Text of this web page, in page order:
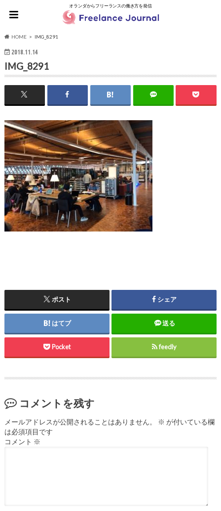
オランダからフリーランスの働き方を発信
HOME IMG_8291
2018.11.14
IMG_8291
ポスト シェア
はてブ 送る
Pocket feedly
コメントを残す
メールアドレスが公開されることはありません。 ※ が付いている欄
は必須項目です
コメント ※